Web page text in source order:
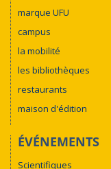
marque UFU
campus
la mobilité
les bibliothèques
restaurants
maison d'édition
ÉVÉNEMENTS
Scientifiques